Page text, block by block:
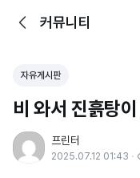
뒤로가기커뮤니티
자유게시판
비 와서 진흙탕이
프린터
2025.07.12 01:43